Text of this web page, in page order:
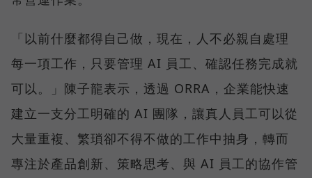
「以前什麼都得自己做，現在，人不必親自處理
每一項工作，只要管理 AI 員工、確認任務完成就
可以。」陳子龍表示，透過 ORRA，企業能快速
建立一支分工明確的 AI 團隊，讓真人員工可以從
大量重複、繁瑣卻不得不做的工作中抽身，轉而
專注於產品創新、策略思考、與 AI 員工的協作管